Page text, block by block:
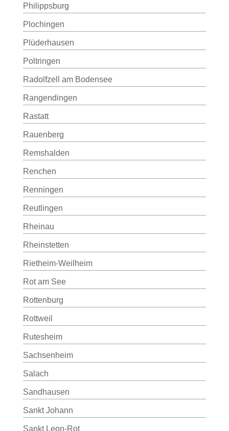
Philippsburg
Plochingen
Plüderhausen
Poltringen
Radolfzell am Bodensee
Rangendingen
Rastatt
Rauenberg
Remshalden
Renchen
Renningen
Reutlingen
Rheinau
Rheinstetten
Rietheim-Weilheim
Rot am See
Rottenburg
Rottweil
Rutesheim
Sachsenheim
Salach
Sandhausen
Sankt Johann
Sankt Leon-Rot